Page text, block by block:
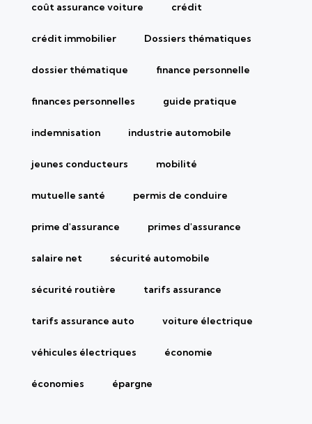
coût assurance voiture crédit
crédit immobilier Dossiers thématiques
dossier thématique finance personnelle
finances personnelles guide pratique
indemnisation industrie automobile
jeunes conducteurs mobilité
mutuelle santé permis de conduire
prime d'assurance primes d'assurance
salaire net sécurité automobile
sécurité routière tarifs assurance
tarifs assurance auto voiture électrique
véhicules électriques économie
économies épargne